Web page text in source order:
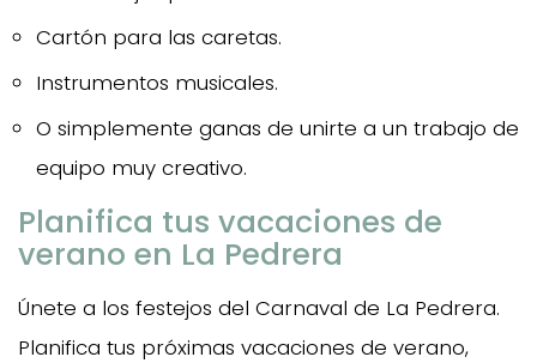
Cartón para las caretas.
Instrumentos musicales.
O simplemente ganas de unirte a un trabajo de
equipo muy creativo.
Planifica tus vacaciones de
verano en La Pedrera
Únete a los festejos del Carnaval de La Pedrera.
Planifica tus próximas vacaciones de verano,